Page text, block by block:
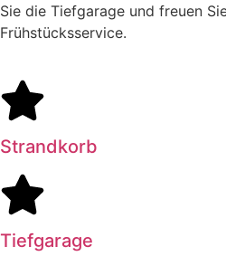
Sie die Tiefgarage und freuen
Frühstücksservice.
Strandkorb
Tiefgarage